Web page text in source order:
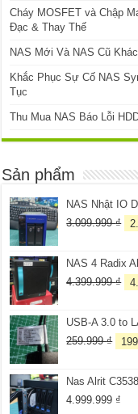
Cháy MOSFET và Chập
Đạc & Thay Thế
NAS Mới Và NAS Cũ
Khắc Phục Sự Cố NAS
Tục
Thu Mua NAS Báo Lỗi
Sản phẩm
NAS Nhật IO
3.099.999₫
NAS 4 Radix
4.399.999₫
USB-A 3.0 to
259.999₫
Giá
Nas Alrit
4.999.999 ₫